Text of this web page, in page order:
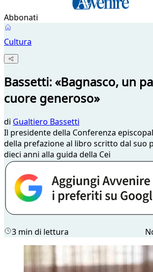
Abbonati
Cultura
Bassetti: «Bagnasco, un
cuore generoso»
di Gualtiero Bassetti
Il presidente della Conferenza
della prefazione al libro scritto dal suo
dieci anni alla guida della Cei
3 min di lettura